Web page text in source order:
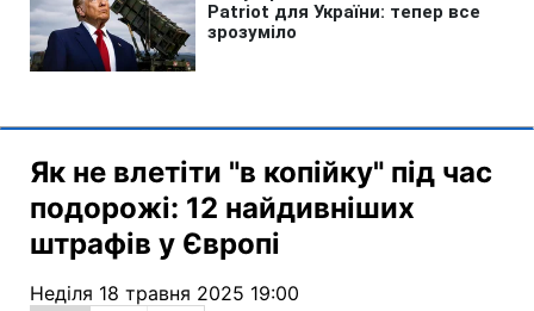
Як не влетіти "в копійку" під час
подорожі: 12 найдивніших
штрафів у Європі
Неділя 18 травня 2025 19:00